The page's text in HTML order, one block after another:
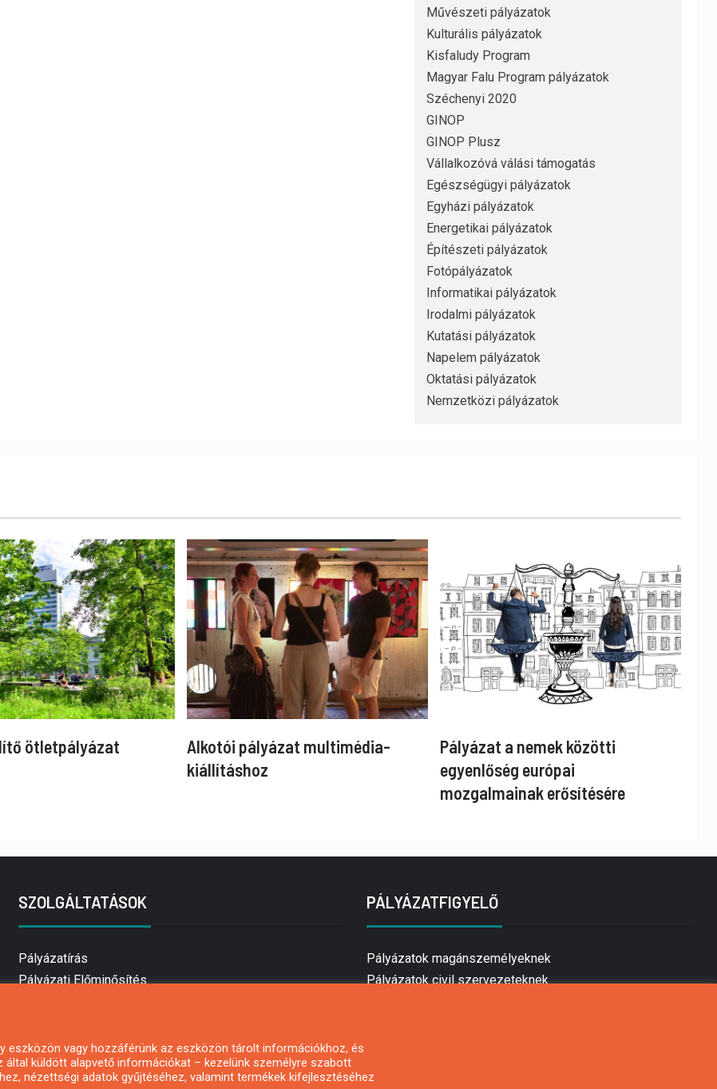
Művészeti pályázatok
Kulturális pályázatok
Kisfaludy Program
Magyar Falu Program pályázatok
Széchenyi 2020
GINOP
GINOP Plusz
Vállalkozóvá válási támogatás
Egészségügyi pályázatok
Egyházi pályázatok
Energetikai pályázatok
Építészeti pályázatok
Fotópályázatok
Informatikai pályázatok
Irodalmi pályázatok
Kutatási pályázatok
Napelem pályázatok
Oktatási pályázatok
Nemzetközi pályázatok
ötletpályázat
Alkotói pályázat multimédia-
kiállításhoz
Pályázat a nemek közötti
egyenlőség európai
mozgalmainak erősítésére
SZOLGÁLTATÁSOK
Pályázatírás
Pályázati Előminősítés
Mezőgazdasági pályázatírás
Pályázatírás magánszemélyeknek
PÁLYÁZATFIGYELŐ
Pályázatok magánszemélyeknek
Pályázatok civil szervezeteknek
eszközön vagy hozzáférünk az eszközön tárolt információkhoz, és
küldött alapvető információkat – kezelünk személyre szabott
nézettségi adatok gyűjtéséhez, valamint termékek kifejlesztéséhez